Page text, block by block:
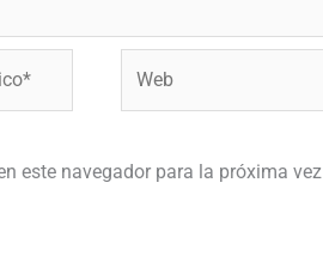
este navegador para la próxima vez